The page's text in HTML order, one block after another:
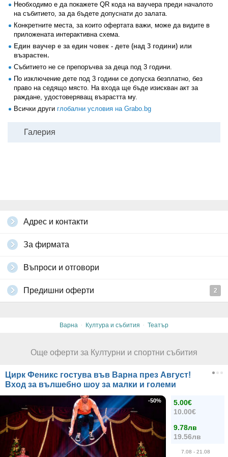
Необходимо е да покажете QR кода на ваучера преди началото
на събитието, за да бъдете допуснати до залата.
Конкретните места, за които офертата важи, може да видите в
приложената интерактивна схема.
Един ваучер е за един човек - дете (над 3 години) или
възрастен.
Събитието не се препоръчва за деца под 3 години.
По изключение дете под 3 години се допуска безплатно, без
право на седящо място. На входа ще бъде изискван акт за
раждане, удостоверяващ възрастта му.
Всички други глобални условия на Grabo.bg
Галерия
Адрес и контакти
За фирмата
Въпроси и отговори
Предишни оферти 2
Варна · Култура и събития · Театър
Още оферти за Културни и спортни събития
Цирк Феникс гостува във Варна през Август!
Вход за вълшебно шоу за малки и големи
5.00€
10.00€
9.78лв
19.56лв
7.08 - 21.08
-50%